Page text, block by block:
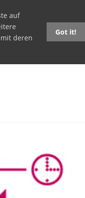
auf
mit deren
Got it!